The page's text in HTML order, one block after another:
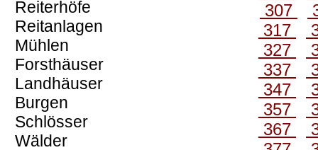
Reiterhöfe
Reitanlagen
Mühlen
Forsthäuser
Landhäuser
Burgen
Schlösser
Wälder
307
317
327
337
347
357
367